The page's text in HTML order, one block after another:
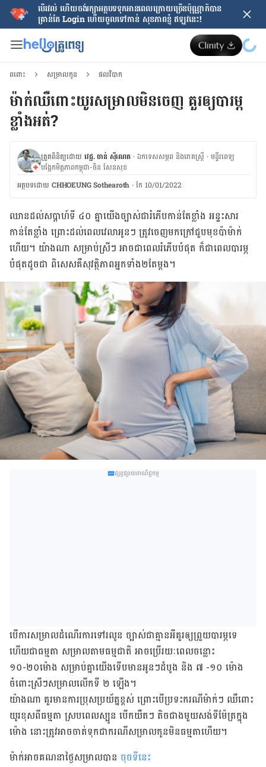
បើរវល់ ហើយចង់​រក្សាអត្ថបទទុកអានពេលក្រោយ​ច្រើនប៉ុណ្ណាក៏បាន
គ្រាន់តែ​ Login ហើយចូលទៅកាន់ សុខភាពខ្ញុំ ឥឡូវនេះ!
ពពោះ សម្រាលកូន ផលវិបាក
ម៉ាក់ឈឺពោះយូរសម្រាល​មិនចេញ គួរ​ឲ្យ​បារម្ភ​
ខ្លាំង​អត់?
ត្រួតពិនិត្យដោយ វេជ្ជ. ចាន់ ស៊ីណេត ·ឯកទេសសម្ភព និងរោគស្ត្រី ·ម​ន្ទីរពេទ្យ
បង្អែកមិត្តភាពកម្ពុជា-ចិន សែនសុខ
អត្ថបទ​ដោយ CHHOEUNG Sothearoth ·កែ 10/01/2022
ឈាន​ដល់​សប្ដាហ៍​ទី ៤០ គ្នា​យើង​ច្បាស់​ជា​រំភើប​កាន់​តែ​ខ្លាំង អន្ទះ​សារ​
កាន់តែ​ខ្លាំង ព្រោះ​ដល់​ពេលវេលា​អូនៗ ត្រូវ​ចេញ​មក​ក្រៅ​ជួប​មុខ​ប៉ា​ម៉ាក់​
ហើយ។ យ៉ាង​ណា សម្រាប់​ស្រីៗ អាច​ជា​ពេល​រំភើប​បំផុត ក៏​ជា​ពេល​បារម្ភ​
បំផុត​ដូច​ជា ពិសេស​គឺ​សុវត្ថិភាពអ្នកទាំង២តែម្តង។
ផ្សព្វផ្សាយពាណិជ្ជកម្ម
បើ​ការ​សម្រាល​ដំណើរ​ការ​ទៅ​រលូន ច្បាស់​ជា​គ្មាន​អី​គួរ​ឲ្យ​ព្រួយ​បារម្ភ​ទេ
ហើយ​ជាធម្មតា សម្រាល​តាម​ធម្មជាតិ អាច​ប្រើ​រយៈពេល​ចន្លោះ
១០-២០ម៉ោង សម្រាប់គ្នា​យើង​ទើប​មាន​អូនៗ​ដំបូង និង ៧ -១០ ម៉ោង
ចំពោះ​ស្រីៗ​សម្រាល​លើក​ទី ២ ឡើង។
យ៉ាង​ណា គួរ​មាន​ការ​ប្រុស​ប្រយ័ត្ន​ខ្ពស់ ព្រោះ​បើ​ប្រទះ​ករណី​ម៉ាក់ៗ ឈឺ​ពោះ​
យូរ​ខុស​ពី​ធម្មតា ស្រប​ពេល​ស្បូន បើក​យឺត​ៗ តិច​ជាង​មួយ​សង់ទីម៉ែត្រ​ក្នុង​
ម៉ោង នោះ​ត្រូវ​អាច​ចាត់​ទុក​ជា​ករណី​សម្រាល​កូន​មិន​ធម្មតា​ហើយ។
ម៉ាក់អាចគណនា​ថ្ងៃសម្រាលបាន ចុចទីនេះ